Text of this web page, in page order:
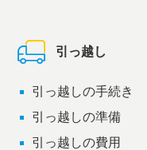
引っ越し
引っ越しの手続き
引っ越しの準備
引っ越しの費用